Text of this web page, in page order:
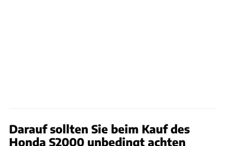
Darauf sollten Sie beim Kauf des
Honda S2000 unbedingt achten